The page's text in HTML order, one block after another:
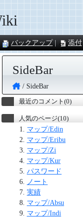
バックアップ 添付
SideBar
SideBar
最近のコメント(0)
人気のページ(10)
マップ/Edin
マップ/Eribu
マップ/Zi
マップ/Kur
パスワード
ノート
実績
マップ/Absu
マップ/Indi